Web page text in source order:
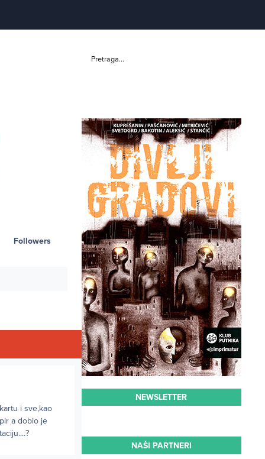
Pretraga...
Followers
i sve,kao
a dobio je
NEWSLETTER
NAŠI PARTNERI